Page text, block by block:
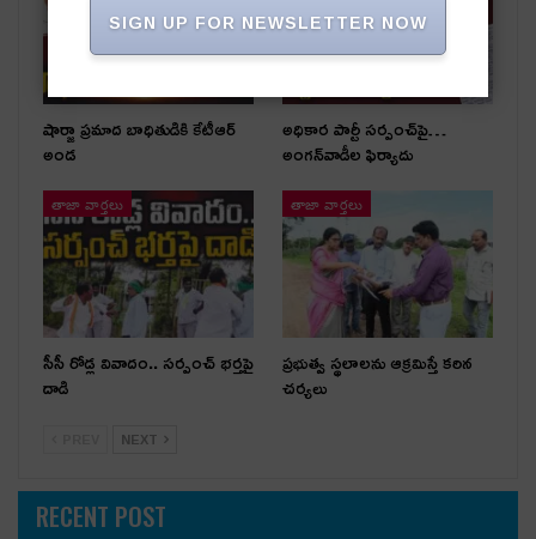
షార్జా ప్రమాద బాధితుడికి కేటీఆర్
అండ
అధికార పార్టీ స‌ర్పంచ్‌పై…
అంగ‌న్‌వాడీల ఫిర్యాదు
తాజా వార్తలు
సీసీ రోడ్ల వివాదం.. స‌ర్పంచ్ భ‌ర్త‌పై
దాడి
తాజా వార్తలు
ప్రభుత్వ స్థలాలను ఆక్రమిస్తే కఠిన
చర్యలు
NEXT
RECENT POST
SIGN UP FOR NEWSLETTER NOW